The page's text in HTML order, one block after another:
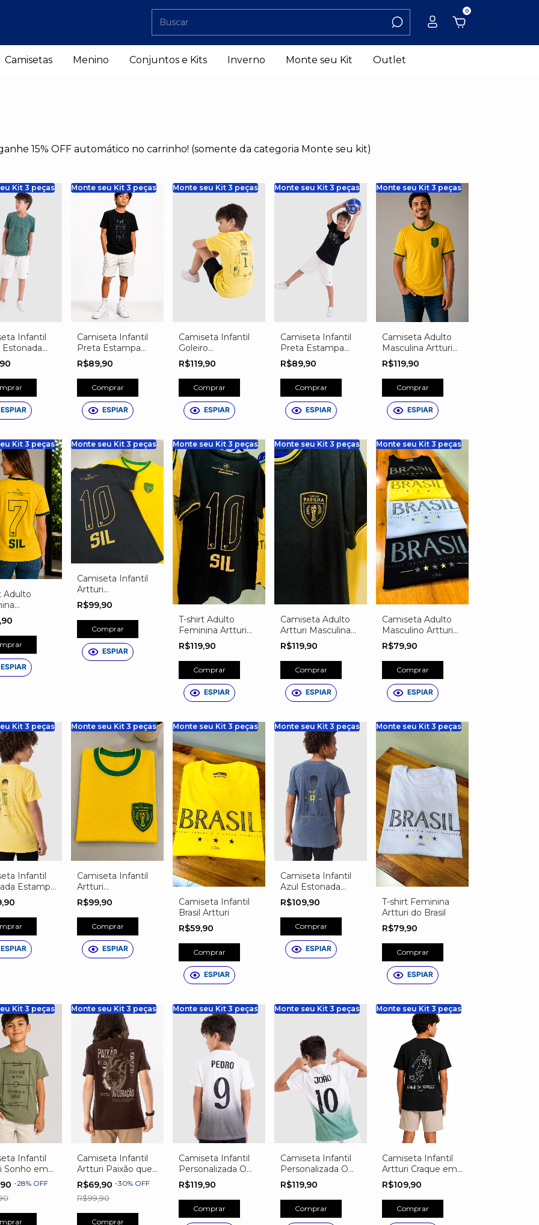
0
Camisetas Menino Conjuntos e Kits Inverno Monte seu Kit Outlet
15% OFF automático no carrinho! (somente da categoria Monte seu kit)
Kit 3 peças
Infantil
Estonada
Gol Onde
Dorme
ESPIAR
Monte seu Kit 3 peças
Camiseta Infantil
Preta Estampa
Traves de Futebol
R$89,90
Comprar
ESPIAR
Monte seu Kit 3 peças
Camiseta Infantil
Goleiro
Personalizada
R$119,90
Comprar
ESPIAR
Monte seu Kit 3 peças
Camiseta Infantil
Preta Estampa
Evolução da Luva
de Goleiro
R$89,90
Comprar
ESPIAR
Monte seu Kit 3 peças
Camiseta Adulto
Masculina Artturi
Personalizada do
Brasil – Nome,
Número e Escudo
Exclusivo
R$119,90
Comprar
ESPIAR
Kit 3 peças
Adulto
do
Nome,
e Escudo
ESPIAR
Monte seu Kit 3 peças
Camiseta Infantil
Artturi
Personalizada do
Brasil – Nome,
Número e Escudo
Exclusivo Preta
R$99,90
Comprar
ESPIAR
Monte seu Kit 3 peças
T-shirt Adulto
Feminina Artturi
Personalizada do
Brasil – Nome,
Número e Escudo
Exclusivo Preta
R$119,90
Comprar
ESPIAR
Monte seu Kit 3 peças
Camiseta Adulto
Artturi Masculina
Personalizada do
Brasil – Nome,
Número e Escudo
Exclusivo Preta
R$119,90
Comprar
ESPIAR
Monte seu Kit 3 peças
Camiseta Adulto
Masculino Artturi
do Brasil
R$79,90
Comprar
ESPIAR
Kit 3 peças
Infantil
Estampa
10
ESPIAR
Monte seu Kit 3 peças
Camiseta Infantil
Artturi
Personalizada do
Brasil – Nome,
Número e Escudo
Exclusivo
R$99,90
Comprar
ESPIAR
Monte seu Kit 3 peças
Camiseta Infantil
Brasil Artturi
R$59,90
Comprar
ESPIAR
Monte seu Kit 3 peças
Camiseta Infantil
Azul Estonada
Estampa Camisa
10
PERSONALIZADA
R$109,90
Comprar
ESPIAR
Monte seu Kit 3 peças
T-shirt Feminina
Artturi do Brasil
R$79,90
Comprar
ESPIAR
Kit 3 peças
Infantil
Sonho em
-28% OFF
Monte seu Kit 3 peças
Camiseta Infantil
Artturi Paixão que
vem do Coração
R$69,90 -30% OFF
R$99,90
Comprar
Monte seu Kit 3 peças
Camiseta Infantil
Personalizada O
Craque Tem Nome
R$119,90
Comprar
Monte seu Kit 3 peças
Camiseta Infantil
Personalizada O
Craque Tem Nome
R$119,90
Comprar
Monte seu Kit 3 peças
Camiseta Infantil
Artturi Craque em
Formação
Personalizável
R$109,90
Comprar